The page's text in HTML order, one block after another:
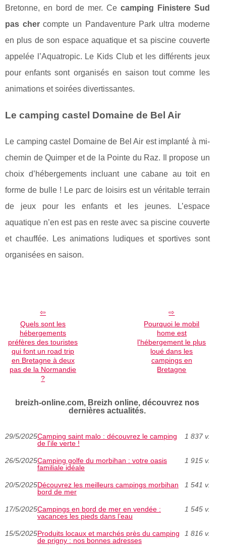
Bretonne, en bord de mer. Ce camping Finistere Sud
pas chercompte un Pandaventure Park ultra moderne
en plus de son espace aquatique et sa piscine couverte
appelée l’Aquatropic. Le Kids Club et les différents jeux
pour enfants sont organisés en saison tout comme les
animations et soirées divertissantes.
Le camping castel Domaine de Bel Air
Le camping castel Domaine de Bel Air est implanté à mi-
chemin de Quimper et de la Pointe du Raz. Il propose un
choix d’hébergements incluant une cabane au toit en
forme de bulle ! Le parc de loisirs est un véritable terrain
de jeux pour les enfants et les jeunes. L’espace
aquatique n’en est pas en reste avec sa piscine couverte
et chauffée. Les animations ludiques et sportives sont
organisées en saison.
Quels sont les
hébergements
préfères des touristes
qui font un road trip
en Bretagne à deux
pas de la Normandie
?
Pourquoi le mobil
home est
l'hébergement le plus
loué dans les
campings en
Bretagne
breizh-online.com, Breizh online, découvrez nos
dernières actualités.
29/5/2025Camping saint malo : découvrez le camping
de l'ile verte !
1 837 v.
26/5/2025Camping golfe du morbihan : votre oasis
familiale idéale
1 915 v.
20/5/2025Découvrez les meilleurs campings morbihan
bord de mer
1 541 v.
17/5/2025Campings en bord de mer en vendée :
vacances les pieds dans l’eau
1 545 v.
15/5/2025Produits locaux et marchés près du camping
de prigny : nos bonnes adresses
1 816 v.